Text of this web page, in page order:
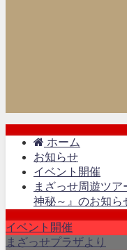
ホーム
お知らせ
イベント開催
まざっせ周遊ツ
神秘～』のお知ら
イベント開催
まざっせプラザより